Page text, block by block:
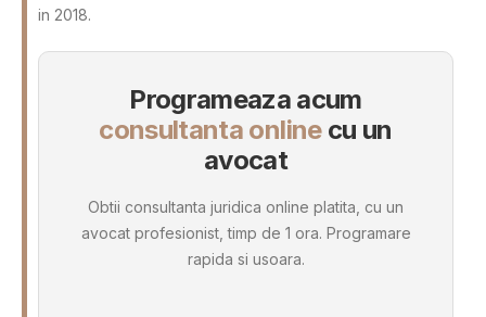
in 2018.
Programeaza acum
consultanta onlinecu un
avocat
Obtii consultanta juridica online platita, cu un
avocat profesionist, timp de 1 ora. Programare
rapida si usoara.